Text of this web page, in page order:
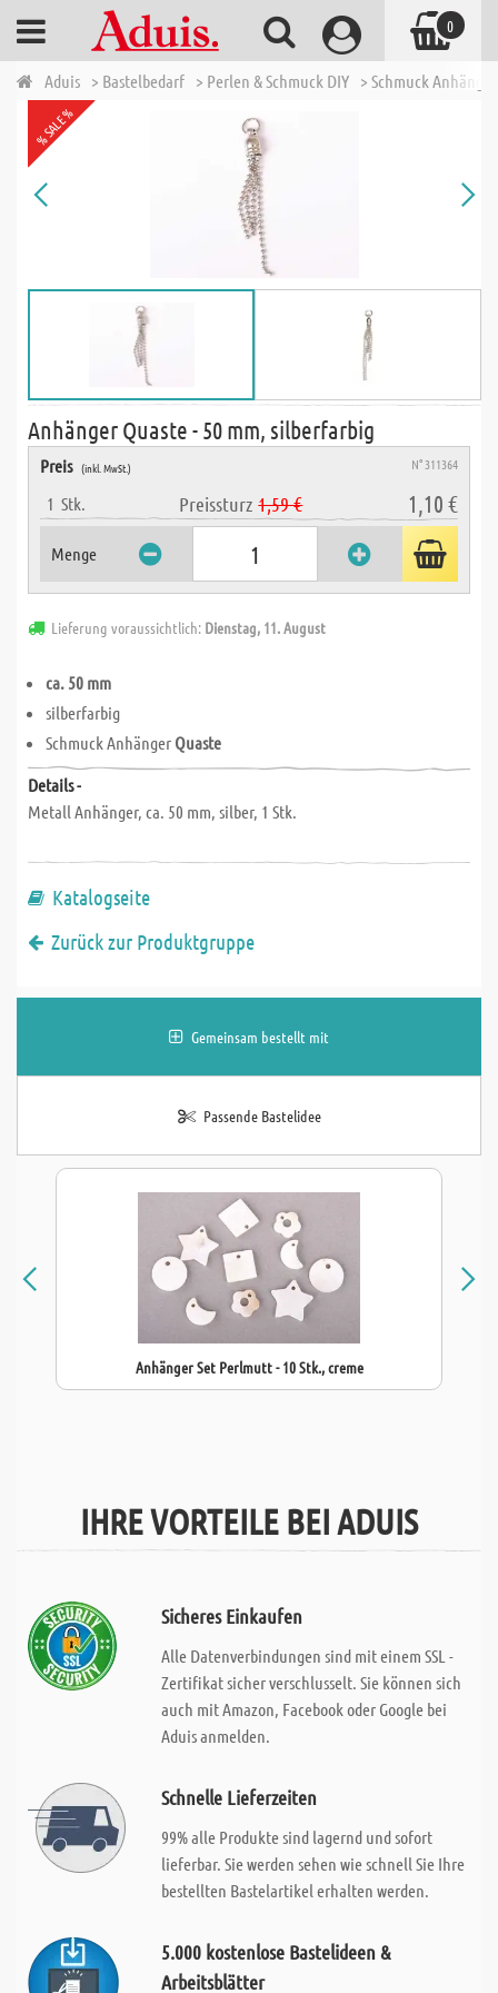
Aduis > Bastelbedarf > Perlen & Schmuck DIY > Schmuck Anhänger
% SALE %
Anhänger Quaste - 50 mm, silberfarbig
Preis (inkl. MwSt.) N° 311364
1 Stk. Preissturz 1,59 € 1,10 €
Menge
Lieferung voraussichtlich: Dienstag, 11. August
ca. 50 mm
silberfarbig
Schmuck Anhänger Quaste
Details -
Metall Anhänger, ca. 50 mm, silber, 1 Stk.
Katalogseite
Zurück zur Produktgruppe
Gemeinsam bestellt mit
Passende Bastelidee
Anhänger Set Perlmutt - 10 Stk., creme
IHRE VORTEILE BEI ADUIS
Sicheres Einkaufen
Alle Datenverbindungen sind mit einem SSL -
Zertifikat sicher verschlusselt. Sie können sich
auch mit Amazon, Facebook oder Google bei
Aduis anmelden.
Schnelle Lieferzeiten
99% alle Produkte sind lagernd und sofort
lieferbar. Sie werden sehen wie schnell Sie Ihre
bestellten Bastelartikel erhalten werden.
5.000 kostenlose Bastelideen &
Arbeitsblätter
0